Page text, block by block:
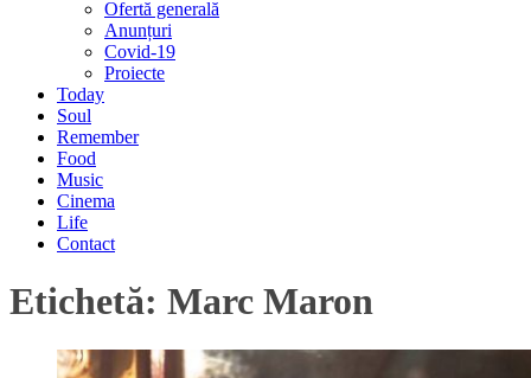
Ofertă generală
Anunțuri
Covid-19
Proiecte
Today
Soul
Remember
Food
Music
Cinema
Life
Contact
Etichetă: Marc Maron